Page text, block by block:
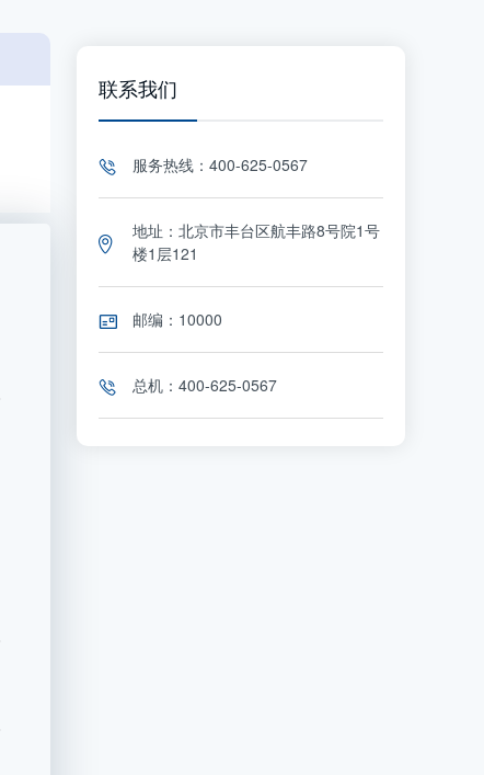
联系我们
服务热线：400-625-0567
地址：北京市丰台区航丰路8号院1号
楼1层121
邮编：10000
总机：400-625-0567